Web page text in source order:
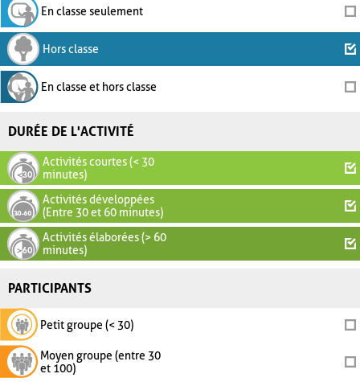
En classe seulement
Hors classe
En classe et hors classe
DURÉE DE L'ACTIVITÉ
Activités courtes (< 30
minutes)
Activités développées
(Entre 30 et 60 minutes)
Activités élaborées (> 60
minutes)
PARTICIPANTS
Petit groupe (< 30)
Moyen groupe (entre 30
et 100)